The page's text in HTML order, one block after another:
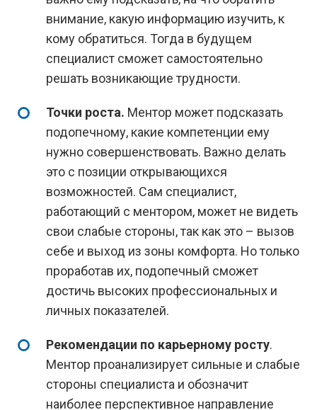
внимание, какую информацию изучить, к
кому обратиться. Тогда в будущем
специалист сможет самостоятельно
решать возникающие трудности.
Точки роста. Ментор может подсказать
подопечному, какие компетенции ему
нужно совершенствовать. Важно делать
это с позиции открывающихся
возможностей. Сам специалист,
работающий с ментором, может не видеть
свои слабые стороны, так как это – вызов
себе и выход из зоны комфорта. Но только
проработав их, подопечный сможет
достичь высоких профессиональных и
личных показателей.
Рекомендации по карьерному росту.
Ментор проанализирует сильные и слабые
стороны специалиста и обозначит
наиболее перспективное направление